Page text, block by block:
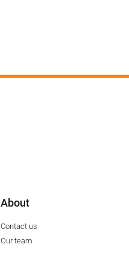
About
Contact us
Our team